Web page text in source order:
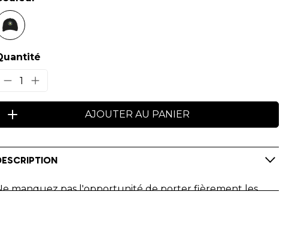
1
AJOUTER AU PANIER
manquez pas l'opportunité de porter fièrement les